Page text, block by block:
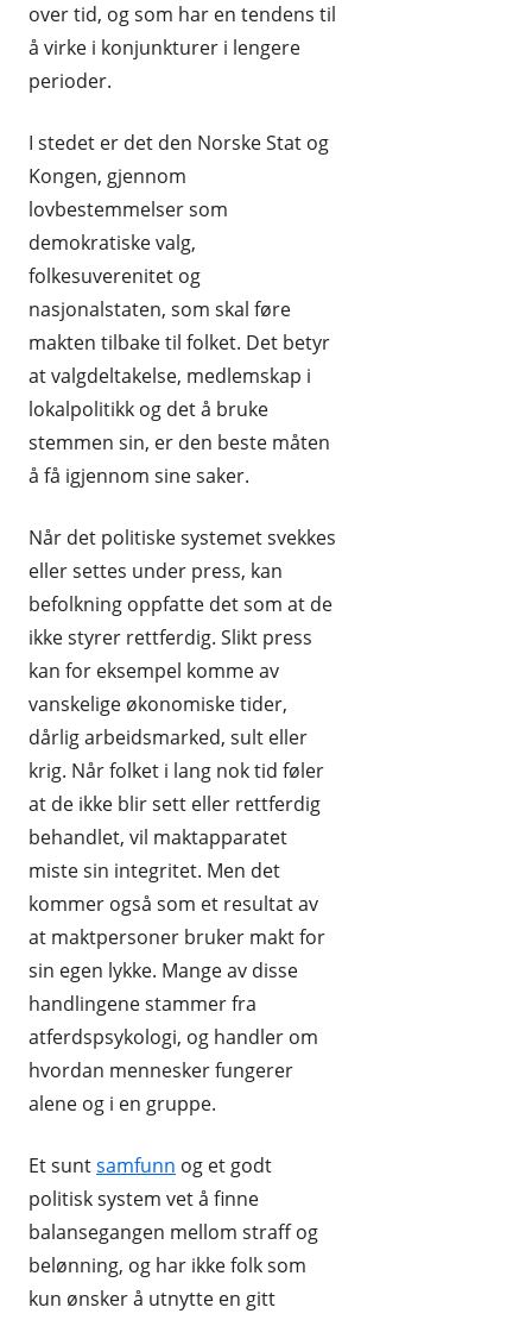
over tid, og som har en tendens til
å virke i konjunkturer i lengere
perioder.
I stedet er det den Norske Stat og
Kongen, gjennom
lovbestemmelser som
demokratiske valg,
folkesuverenitet og
nasjonalstaten, som skal føre
makten tilbake til folket. Det betyr
at valgdeltakelse, medlemskap i
lokalpolitikk og det å bruke
stemmen sin, er den beste måten
å få igjennom sine saker.
Når det politiske systemet svekkes
eller settes under press, kan
befolkning oppfatte det som at de
ikke styrer rettferdig. Slikt press
kan for eksempel komme av
vanskelige økonomiske tider,
dårlig arbeidsmarked, sult eller
krig. Når folket i lang nok tid føler
at de ikke blir sett eller rettferdig
behandlet, vil maktapparatet
miste sin integritet. Men det
kommer også som et resultat av
at maktpersoner bruker makt for
sin egen lykke. Mange av disse
handlingene stammer fra
atferdspsykologi, og handler om
hvordan mennesker fungerer
alene og i en gruppe.
Et suntsamfunn og et godt
politisk system vet å finne
balansegangen mellom straff og
belønning, og har ikke folk som
kun ønsker å utnytte en gitt